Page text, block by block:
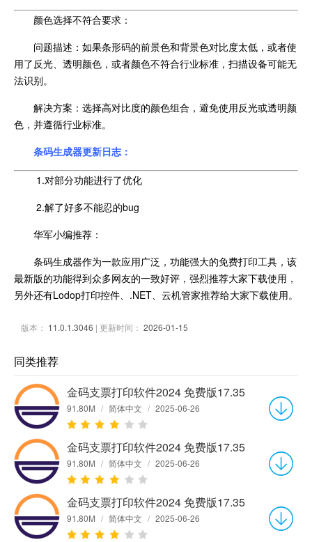
颜色选择不符合要求：
问题描述：如果条形码的前景色和背景色对比度太低，或者使
用了反光、透明颜色，或者颜色不符合行业标准，扫描设备可能无
法识别。
解决方案：选择高对比度的颜色组合，避免使用反光或透明颜
色，并遵循行业标准。
条码生成器更新日志：
1.对部分功能进行了优化
2.解了好多不能忍的bug
华军小编推荐：
条码生成器作为一款应用广泛，功能强大的免费打印工具，该
最新版的功能得到众多网友的一致好评，强烈推荐大家下载使用，
另外还有Lodop打印控件、.NET、云机管家推荐给大家下载使用。
版本： 11.0.1.3046 | 更新时间： 2026-01-15
同类推荐
金码支票打印软件2024 免费版17.35
91.80M / 简体中文 / 2025-06-26
金码支票打印软件2024 免费版17.35
91.80M / 简体中文 / 2025-06-26
金码支票打印软件2024 免费版17.35
91.80M / 简体中文 / 2025-06-26